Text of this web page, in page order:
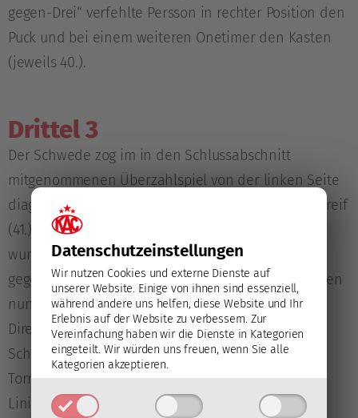
Datenschutz­einstellungen
Wir nutzen Cookies und externe Dienste auf
unserer Website. Einige von ihnen sind essenziell,
während andere uns helfen, diese Website und Ihr
Erlebnis auf der Website zu verbessern. Zur
Vereinfachung haben wir die Dienste in Kategorien
eingeteilt. Wir würden uns freuen, wenn Sie alle
Kategorien akzeptieren.
gegen-Drei“ verfehlte Persson in rechter Position den
Puck und bei einem weiteren Onetimer den Kasten
(jeweils 40.).
Drittel 3
Der Schwede zog im in den Schlussabschnitt
mitgenommenen Überzahlspiel von der linken Seite
diagonal zum Gehäuse, scheiterte aber an Treibenreif
(41.), als er Ähnliches ein zweites Mal versuchte,
wurde er gelegt. Das daraus resultierende „Fünf-
gegen-Drei“-Powerplay nutzten die jungen Rotjacken
nun zum Anschlusstreffer: William Perssons
Direktabnahme von halbrechts aus prallte von der
Schulter des Goalies aus hinter diesem in den
Torraum und Luc Slivnik schob den Puck über die
Linie (41.). Weiterhin spielte das Future Team mit